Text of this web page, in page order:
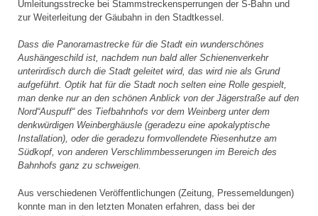
Umleitungsstrecke bei Stammstreckensperrungen der S-Bahn und
zur Weiterleitung der Gäubahn in den Stadtkessel.
Dass die Panoramastrecke für die Stadt ein wunderschönes
Aushängeschild ist, nachdem nun bald aller Schienenverkehr
unterirdisch durch die Stadt geleitet wird, das wird nie als Grund
aufgeführt. Optik hat für die Stadt noch selten eine Rolle gespielt,
man denke nur an den schönen Anblick von der Jägerstraße auf den
Nord“Auspuff“ des Tiefbahnhofs vor dem Weinberg unter dem
denkwürdigen Weinberghäusle (geradezu eine apokalyptische
Installation), oder die geradezu formvollendete Riesenhutze am
Südkopf, von anderen Verschlimmbesserungen im Bereich des
Bahnhofs ganz zu schweigen.
Aus verschiedenen Veröffentlichungen (Zeitung, Pressemeldungen)
konnte man in den letzten Monaten erfahren, dass bei der